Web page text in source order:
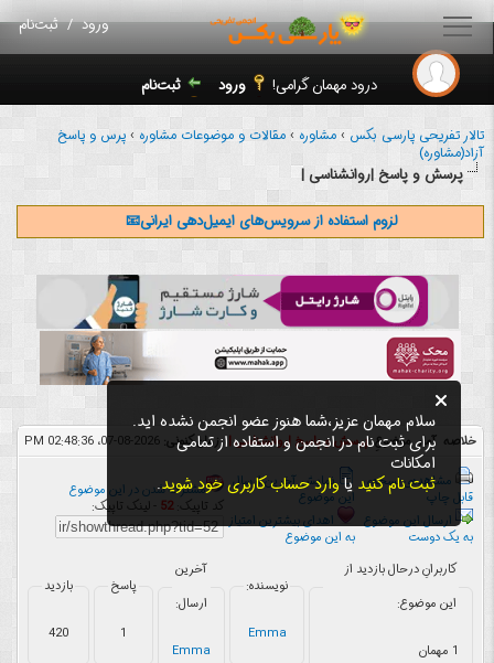
ورود/ثبت‌نام
درود مهمان گرامی! ورود ثبت‌نام
سلام مهمان عزیز،شما هنوز عضو انجمن نشده اید.
برای ثبت نام در انجمن و استفاده از تمامی
امکانات
ثبت نام کنید یاوارد حساب کاربری خود شوید.
تالار تفریحی پارسی بکس › مشاوره › مقالات و موضوعات مشاوره › پرس و پاسخ
آزاد(مشاوره)
پرسش و پاسخ |روانشناسی |
لزوم استفاده از سرویس‌های ایمیل‌دهی ایرانی📧
خلاصه آمارِ موضوعِپرسش و پاسخ |روانشناسی | زمان کنونی: 2026-08-07، 02:48:36 PM
مشاهده‌ی نسخه‌ی
قابل چاپ
ارسال این موضوع
به یک دوست
نمایش آخرین ارسال
این موضوع
اهدای بیشترین امتیاز
به این موضوع
مشترک شدن در این موضوع
کد تاپیک:52 - لینک تاپیک:
کاربرانِ درحال بازدید از
این موضوع:
1 مهمان
نویسنده:
Emma
آخرین
ارسال:
Emma
پاسخ
1
بازدید
420
شماره شناسه کاربر:3